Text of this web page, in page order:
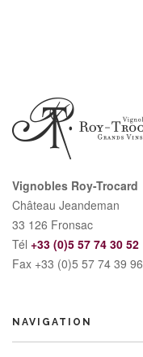
Vignobles Roy-Trocard
Château Jeandeman
33 126 Fronsac
Tél +33 (0)5 57 74 30 52
Fax +33 (0)5 57 74 39 96
NAVIGATION